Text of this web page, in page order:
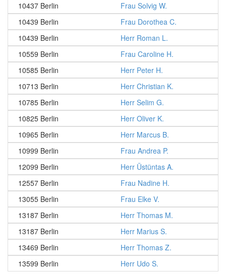
10437 Berlin
Frau Solvig W.
10439 Berlin
Frau Dorothea C.
10439 Berlin
Herr Roman L.
10559 Berlin
Frau Caroline H.
10585 Berlin
Herr Peter H.
10713 Berlin
Herr Christian K.
10785 Berlin
Herr Selim G.
10825 Berlin
Herr Oliver K.
10965 Berlin
Herr Marcus B.
10999 Berlin
Frau Andrea P.
12099 Berlin
Herr Üstüntas A.
12557 Berlin
Frau Nadine H.
13055 Berlin
Frau Elke V.
13187 Berlin
Herr Thomas M.
13187 Berlin
Herr Marius S.
13469 Berlin
Herr Thomas Z.
13599 Berlin
Herr Udo S.